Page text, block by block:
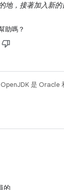
地，接著加入新的
助嗎？
是 Oracle
的